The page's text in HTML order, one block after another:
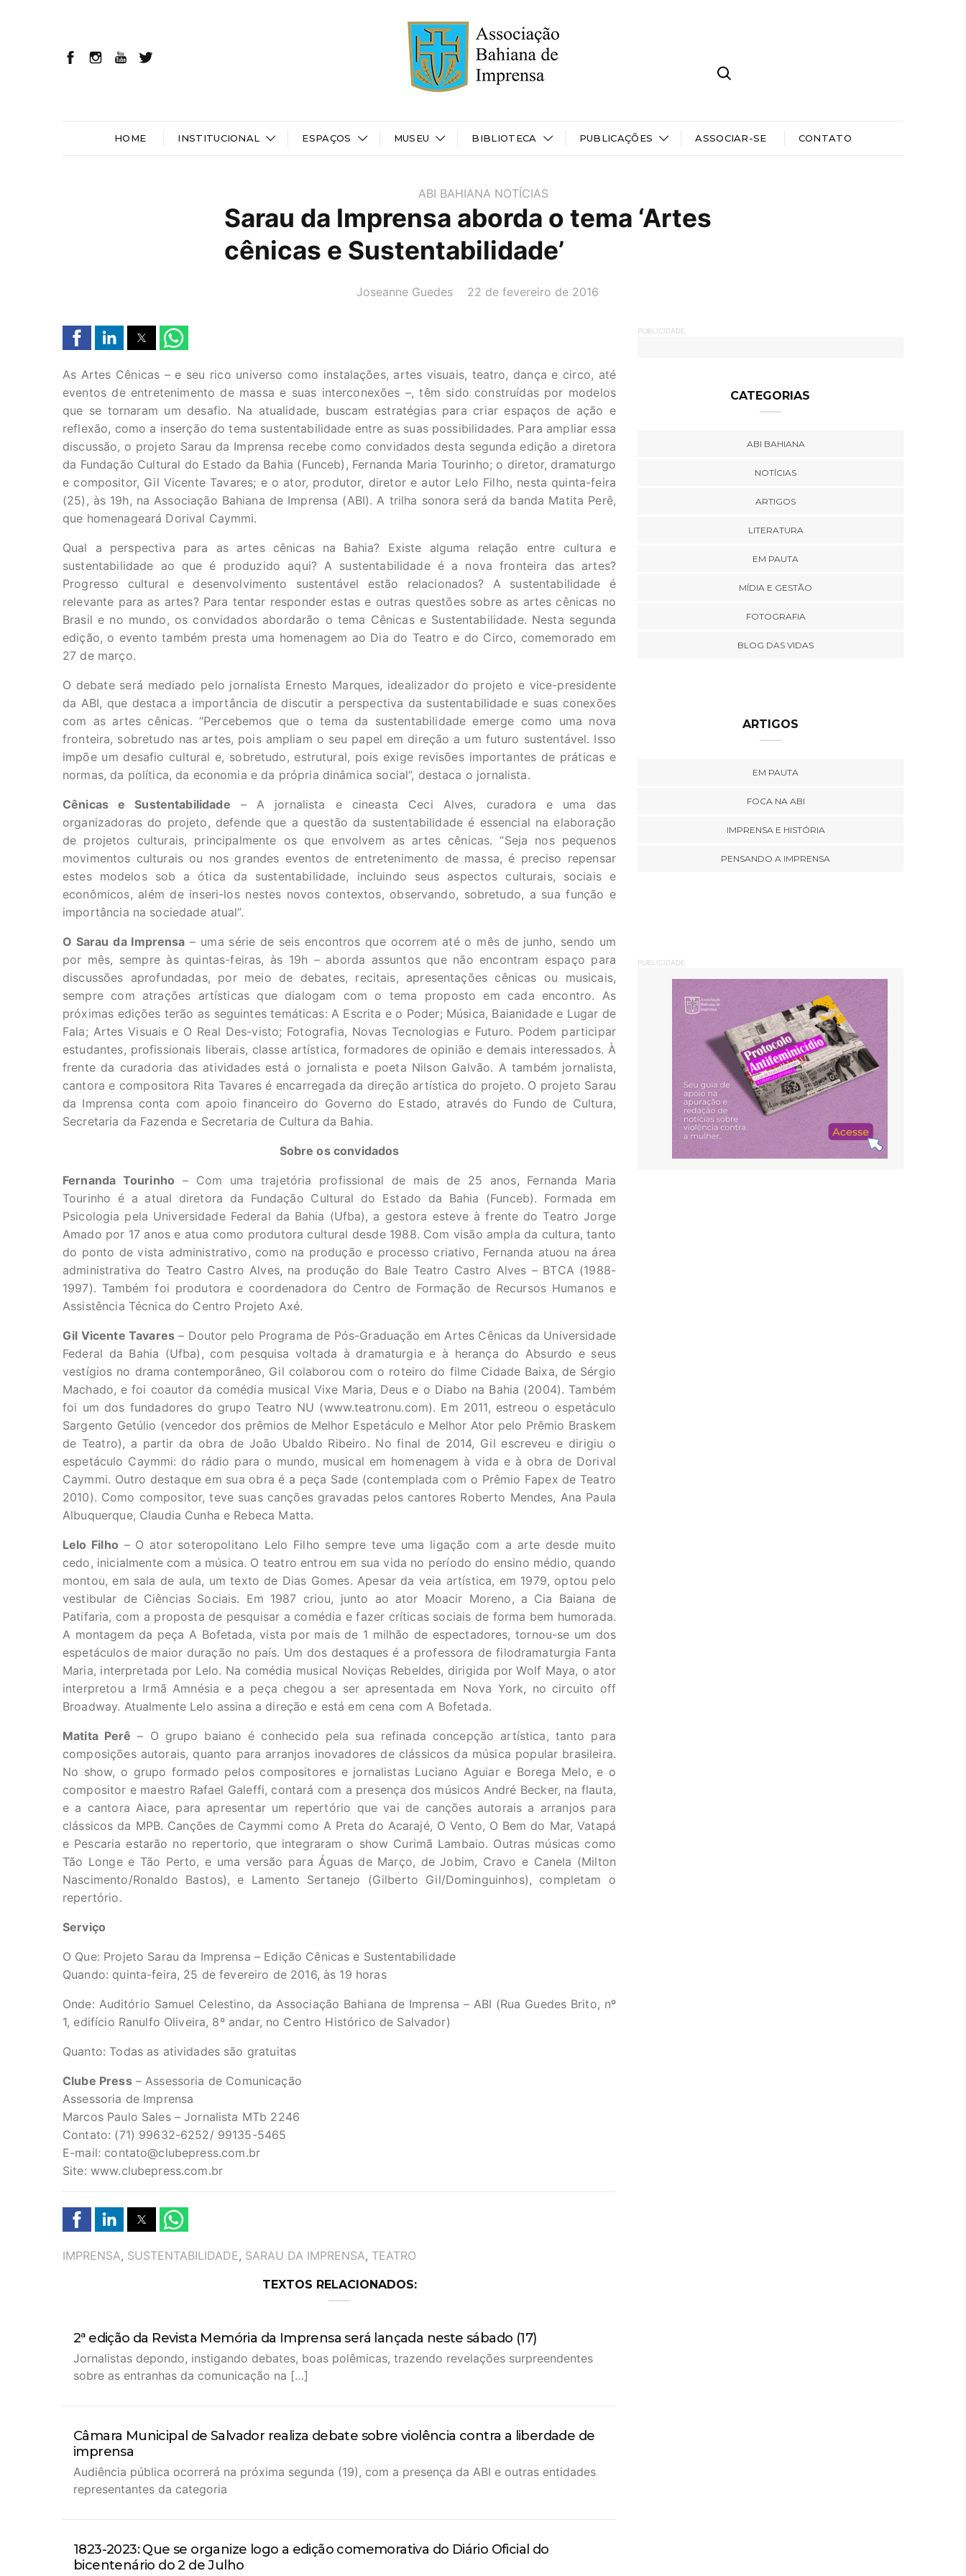
HOME INSTITUCIONAL ESPAÇOS MUSEU BIBLIOTECA PUBLICAÇÕES ASSOCIAR-SE CONTATO
ABI BAHIANA NOTÍCIAS
Sarau da Imprensa aborda o tema ‘Artes
cênicas e Sustentabilidade’
AUTOR(A):
Joseanne Guedes DATA:
22 de fevereiro de 2016
As Artes Cênicas – e seu rico universo como instalações, artes visuais, teatro, dança e circo, até
eventos de entretenimento de massa e suas interconexões –, têm sido construídas por modelos
que se tornaram um desafio. Na atualidade, buscam estratégias para criar espaços de ação e
reflexão, como a inserção do tema sustentabilidade entre as suas possibilidades. Para ampliar essa
discussão, o projeto Sarau da Imprensa recebe como convidados desta segunda edição a diretora
da Fundação Cultural do Estado da Bahia (Funceb), Fernanda Maria Tourinho; o diretor, dramaturgo
e compositor, Gil Vicente Tavares; e o ator, produtor, diretor e autor Lelo Filho, nesta quinta-feira
(25), às 19h, na Associação Bahiana de Imprensa (ABI). A trilha sonora será da banda Matita Perê,
que homenageará Dorival Caymmi.
Qual a perspectiva para as artes cênicas na Bahia? Existe alguma relação entre cultura e
sustentabilidade ao que é produzido aqui? A sustentabilidade é a nova fronteira das artes?
Progresso cultural e desenvolvimento sustentável estão relacionados? A sustentabilidade é
relevante para as artes? Para tentar responder estas e outras questões sobre as artes cênicas no
Brasil e no mundo, os convidados abordarão o tema Cênicas e Sustentabilidade. Nesta segunda
edição, o evento também presta uma homenagem ao Dia do Teatro e do Circo, comemorado em
27 de março.
O debate será mediado pelo jornalista Ernesto Marques, idealizador do projeto e vice-presidente
da ABI, que destaca a importância de discutir a perspectiva da sustentabilidade e suas conexões
com as artes cênicas. “Percebemos que o tema da sustentabilidade emerge como uma nova
fronteira, sobretudo nas artes, pois ampliam o seu papel em direção a um futuro sustentável. Isso
impõe um desafio cultural e, sobretudo, estrutural, pois exige revisões importantes de práticas e
normas, da política, da economia e da própria dinâmica social”, destaca o jornalista.
Cênicas e Sustentabilidade – A jornalista e cineasta Ceci Alves, curadora e uma das
organizadoras do projeto, defende que a questão da sustentabilidade é essencial na elaboração
de projetos culturais, principalmente os que envolvem as artes cênicas. “Seja nos pequenos
movimentos culturais ou nos grandes eventos de entretenimento de massa, é preciso repensar
estes modelos sob a ótica da sustentabilidade, incluindo seus aspectos culturais, sociais e
econômicos, além de inseri-los nestes novos contextos, observando, sobretudo, a sua função e
importância na sociedade atual”.
O Sarau da Imprensa – uma série de seis encontros que ocorrem até o mês de junho, sendo um
por mês, sempre às quintas-feiras, às 19h – aborda assuntos que não encontram espaço para
discussões aprofundadas, por meio de debates, recitais, apresentações cênicas ou musicais,
sempre com atrações artísticas que dialogam com o tema proposto em cada encontro. As
próximas edições terão as seguintes temáticas: A Escrita e o Poder; Música, Baianidade e Lugar de
Fala; Artes Visuais e O Real Des-visto; Fotografia, Novas Tecnologias e Futuro. Podem participar
estudantes, profissionais liberais, classe artística, formadores de opinião e demais interessados. À
frente da curadoria das atividades está o jornalista e poeta Nilson Galvão. A também jornalista,
cantora e compositora Rita Tavares é encarregada da direção artística do projeto. O projeto Sarau
da Imprensa conta com apoio financeiro do Governo do Estado, através do Fundo de Cultura,
Secretaria da Fazenda e Secretaria de Cultura da Bahia.
Sobre os convidados
Fernanda Tourinho – Com uma trajetória profissional de mais de 25 anos, Fernanda Maria
Tourinho é a atual diretora da Fundação Cultural do Estado da Bahia (Funceb). Formada em
Psicologia pela Universidade Federal da Bahia (Ufba), a gestora esteve à frente do Teatro Jorge
Amado por 17 anos e atua como produtora cultural desde 1988. Com visão ampla da cultura, tanto
do ponto de vista administrativo, como na produção e processo criativo, Fernanda atuou na área
administrativa do Teatro Castro Alves, na produção do Bale Teatro Castro Alves – BTCA (1988-
1997). Também foi produtora e coordenadora do Centro de Formação de Recursos Humanos e
Assistência Técnica do Centro Projeto Axé.
Gil Vicente Tavares – Doutor pelo Programa de Pós-Graduação em Artes Cênicas da Universidade
Federal da Bahia (Ufba), com pesquisa voltada à dramaturgia e à herança do Absurdo e seus
vestígios no drama contemporâneo, Gil colaborou com o roteiro do filme Cidade Baixa, de Sérgio
Machado, e foi coautor da comédia musical Vixe Maria, Deus e o Diabo na Bahia (2004). Também
foi um dos fundadores do grupo Teatro NU (www.teatronu.com). Em 2011, estreou o espetáculo
Sargento Getúlio (vencedor dos prêmios de Melhor Espetáculo e Melhor Ator pelo Prêmio Braskem
de Teatro), a partir da obra de João Ubaldo Ribeiro. No final de 2014, Gil escreveu e dirigiu o
espetáculo Caymmi: do rádio para o mundo, musical em homenagem à vida e à obra de Dorival
Caymmi. Outro destaque em sua obra é a peça Sade (contemplada com o Prêmio Fapex de Teatro
2010). Como compositor, teve suas canções gravadas pelos cantores Roberto Mendes, Ana Paula
Albuquerque, Claudia Cunha e Rebeca Matta.
Lelo Filho – O ator soteropolitano Lelo Filho sempre teve uma ligação com a arte desde muito
cedo, inicialmente com a música. O teatro entrou em sua vida no período do ensino médio, quando
montou, em sala de aula, um texto de Dias Gomes. Apesar da veia artística, em 1979, optou pelo
vestibular de Ciências Sociais. Em 1987 criou, junto ao ator Moacir Moreno, a Cia Baiana de
Patifaria, com a proposta de pesquisar a comédia e fazer críticas sociais de forma bem humorada.
A montagem da peça A Bofetada, vista por mais de 1 milhão de espectadores, tornou-se um dos
espetáculos de maior duração no país. Um dos destaques é a professora de filodramaturgia Fanta
Maria, interpretada por Lelo. Na comédia musical Noviças Rebeldes, dirigida por Wolf Maya, o ator
interpretou a Irmã Amnésia e a peça chegou a ser apresentada em Nova York, no circuito off
Broadway. Atualmente Lelo assina a direção e está em cena com A Bofetada.
Matita Perê – O grupo baiano é conhecido pela sua refinada concepção artística, tanto para
composições autorais, quanto para arranjos inovadores de clássicos da música popular brasileira.
No show, o grupo formado pelos compositores e jornalistas Luciano Aguiar e Borega Melo, e o
compositor e maestro Rafael Galeffi, contará com a presença dos músicos André Becker, na flauta,
e a cantora Aiace, para apresentar um repertório que vai de canções autorais a arranjos para
clássicos da MPB. Canções de Caymmi como A Preta do Acarajé, O Vento, O Bem do Mar, Vatapá
e Pescaria estarão no repertorio, que integraram o show Curimã Lambaio. Outras músicas como
Tão Longe e Tão Perto, e uma versão para Águas de Março, de Jobim, Cravo e Canela (Milton
Nascimento/Ronaldo Bastos), e Lamento Sertanejo (Gilberto Gil/Dominguinhos), completam o
repertório.
Serviço
O Que: Projeto Sarau da Imprensa – Edição Cênicas e Sustentabilidade
Quando: quinta-feira, 25 de fevereiro de 2016, às 19 horas
Onde: Auditório Samuel Celestino, da Associação Bahiana de Imprensa – ABI (Rua Guedes Brito, nº
1, edifício Ranulfo Oliveira, 8º andar, no Centro Histórico de Salvador)
Quanto: Todas as atividades são gratuitas
Clube Press– Assessoria de Comunicação
Assessoria de Imprensa
Marcos Paulo Sales – Jornalista MTb 2246
Contato: (71) 99632-6252/ 99135-5465
E-mail: contato@clubepress.com.br
Site: www.clubepress.com.br
TAGS
IMPRENSA, SUSTENTABILIDADE, SARAU DA IMPRENSA, TEATRO
TEXTOS RELACIONADOS:
2ª edição da Revista Memória da Imprensa será lançada neste sábado (17)
Jornalistas depondo, instigando debates, boas polêmicas, trazendo revelações surpreendentes
sobre as entranhas da comunicação na […]
Câmara Municipal de Salvador realiza debate sobre violência contra a liberdade de
imprensa
Audiência pública ocorrerá na próxima segunda (19), com a presença da ABI e outras entidades
representantes da categoria
1823-2023: Que se organize logo a edição comemorativa do Diário Oficial do
bicentenário do 2 de Julho
PUBLICIDADE
CATEGORIAS
ABI BAHIANA
NOTÍCIAS
ARTIGOS
LITERATURA
EM PAUTA
MÍDIA E GESTÃO
FOTOGRAFIA
BLOG DAS VIDAS
ARTIGOS
EM PAUTA
FOCA NA ABI
IMPRENSA E HISTÓRIA
PENSANDO A IMPRENSA
PUBLICIDADE